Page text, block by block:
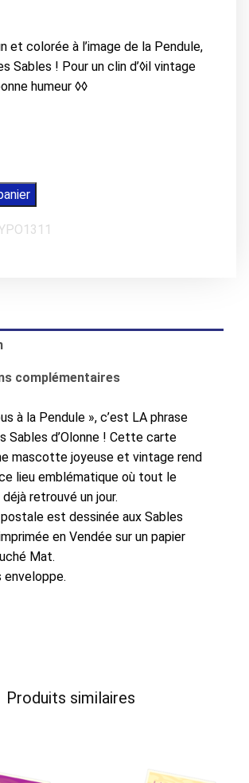
et colorée à l’image de la Pendule,
Sables ! Pour un clin d’◊il vintage
humeur ◊◊
complémentaires
à la Pendule », c’est LA phrase
Sables d’Olonne ! Cette carte
mascotte joyeuse et vintage rend
lieu emblématique où tout le
retrouvé un jour.
est dessinée aux Sables
en Vendée sur un papier
Mat.
enveloppe.
Produits similaires